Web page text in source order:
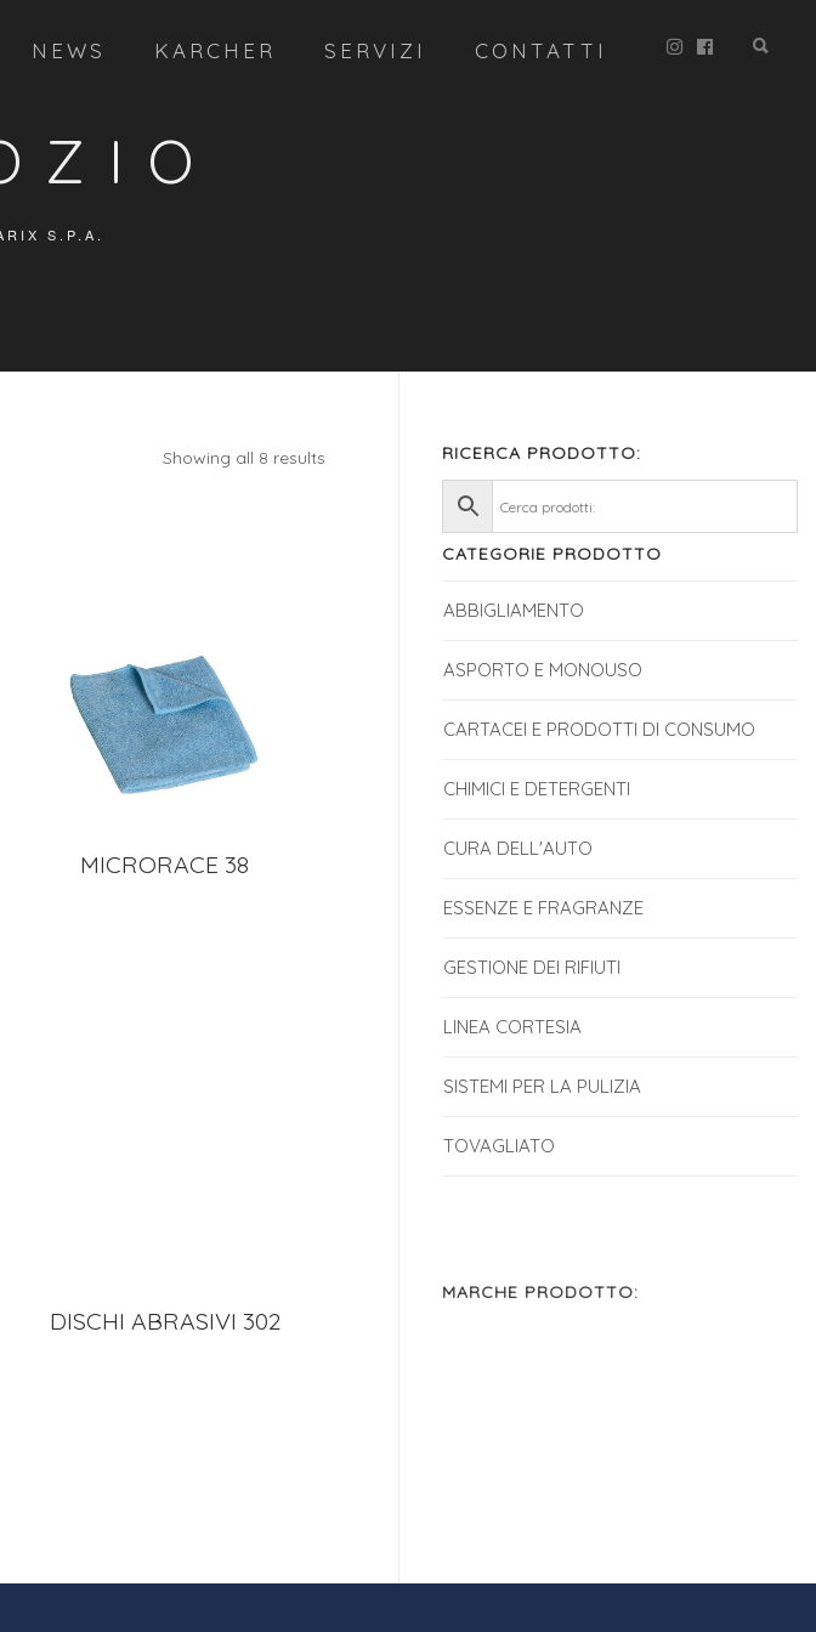
NEWS KARCHER SERVIZI CONTATTI
S.P.A.
Showing all 8 results
MICRORACE 38
DISCHI ABRASIVI 302
RICERCA PRODOTTO:
CATEGORIE PRODOTTO
ABBIGLIAMENTO
ASPORTO E MONOUSO
CARTACEI E PRODOTTI DI CONSUMO
CHIMICI E DETERGENTI
CURA DELL'AUTO
ESSENZE E FRAGRANZE
GESTIONE DEI RIFIUTI
LINEA CORTESIA
SISTEMI PER LA PULIZIA
TOVAGLIATO
MARCHE PRODOTTO: